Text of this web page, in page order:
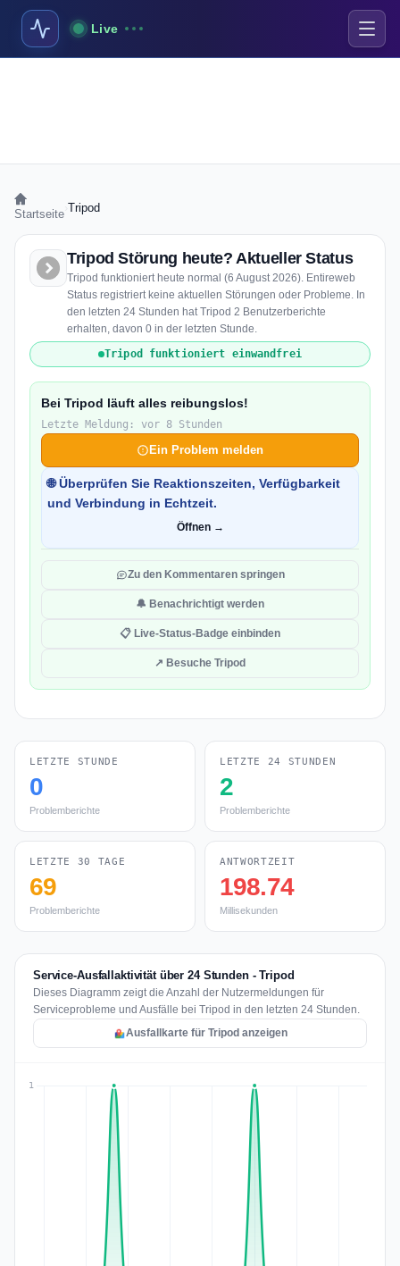
Live
Startseite Tripod
Tripod Störung heute? Aktueller Status
Tripod funktioniert heute normal (6 August 2026). Entireweb
Status registriert keine aktuellen Störungen oder Probleme. In
den letzten 24 Stunden hat Tripod 2 Benutzerberichte
erhalten, davon 0 in der letzten Stunde.
Tripod funktioniert einwandfrei
Bei Tripod läuft alles reibungslos!
Letzte Meldung: vor 8 Stunden
Ein Problem melden
🌐 Überprüfen Sie Reaktionszeiten, Verfügbarkeit
und Verbindung in Echtzeit.
Öffnen →
Zu den Kommentaren springen
🔔 Benachrichtigt werden
📋 Live-Status-Badge einbinden
↗ Besuche Tripod
LETZTE STUNDE
0
Problemberichte
LETZTE 24 STUNDEN
2
Problemberichte
LETZTE 30 TAGE
69
Problemberichte
ANTWORTZEIT
198.74
Millisekunden
Service-Ausfallaktivität über 24 Stunden - Tripod
Dieses Diagramm zeigt die Anzahl der Nutzermeldungen für
Serviceprobleme und Ausfälle bei Tripod in den letzten 24 Stunden.
Ausfallkarte für Tripod anzeigen